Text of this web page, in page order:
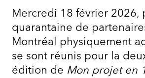
Mercredi 18 février 2026,
quarantaine de
Montréal physiquement
se sont réunis pour la
édition de Mon projet en